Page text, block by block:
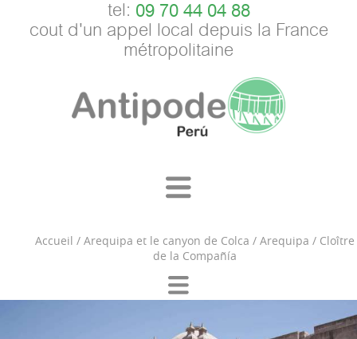
tel: 09 70 44 04 88
cout d'un appel local depuis la France
métropolitaine
Accueil / Arequipa et le canyon de Colca / Arequipa / Cloître
de la Compañía